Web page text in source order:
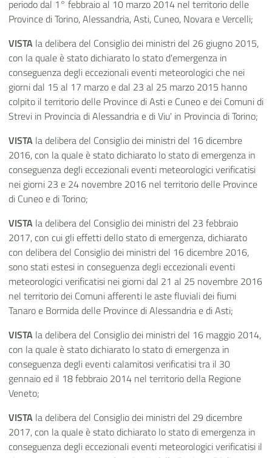
periodo dal 1° febbraio al 10 marzo 2014 nel territorio delle
Province di Torino, Alessandria, Asti, Cuneo, Novara e Vercelli;
VISTA la delibera del Consiglio dei ministri del 26 giugno 2015,
con la quale è stato dichiarato lo stato d'emergenza in
conseguenza degli eccezionali eventi meteorologici che nei
giorni dal 15 al 17 marzo e dal 23 al 25 marzo 2015 hanno
colpito il territorio delle Province di Asti e Cuneo e dei Comuni di
Strevi in Provincia di Alessandria e di Viu' in Provincia di Torino;
VISTA la delibera del Consiglio dei ministri del 16 dicembre
2016, con la quale è stato dichiarato lo stato di emergenza in
conseguenza degli eccezionali eventi meteorologici verificatisi
nei giorni 23 e 24 novembre 2016 nel territorio delle Province
di Cuneo e di Torino;
VISTA la delibera del Consiglio dei ministri del 23 febbraio
2017, con cui gli effetti dello stato di emergenza, dichiarato
con delibera del Consiglio dei ministri del 16 dicembre 2016,
sono stati estesi in conseguenza degli eccezionali eventi
meteorologici verificatisi nei giorni dal 21 al 25 novembre 2016
nel territorio dei Comuni afferenti le aste fluviali dei fiumi
Tanaro e Bormida delle Province di Alessandria e di Asti;
VISTA la delibera del Consiglio dei ministri del 16 maggio 2014,
con la quale è stato dichiarato lo stato di emergenza in
conseguenza degli eventi calamitosi verificatisi tra il 30
gennaio ed il 18 febbraio 2014 nel territorio della Regione
Veneto;
VISTA la delibera del Consiglio dei ministri del 29 dicembre
2017, con la quale è stato dichiarato lo stato di emergenza in
conseguenza degli eccezionali eventi meteorologici verificatisi il